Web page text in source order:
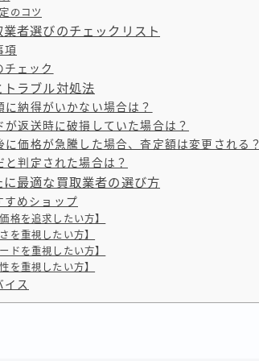
のコツ
者選びのチェックリスト
項
チェック
ラブル対処法
納得がいかない場合は？
返送時に破損していた場合は？
に価格が急騰した場合、査定額は変更される？
判定された場合は？
に最適な買取業者の選び方
すめショップ
価格を追求したい方】
さを重視したい方】
ードを重視したい方】
性を重視したい方】
イス